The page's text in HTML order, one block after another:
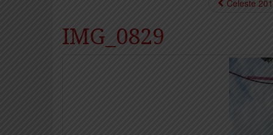
Celeste
IMG_0829